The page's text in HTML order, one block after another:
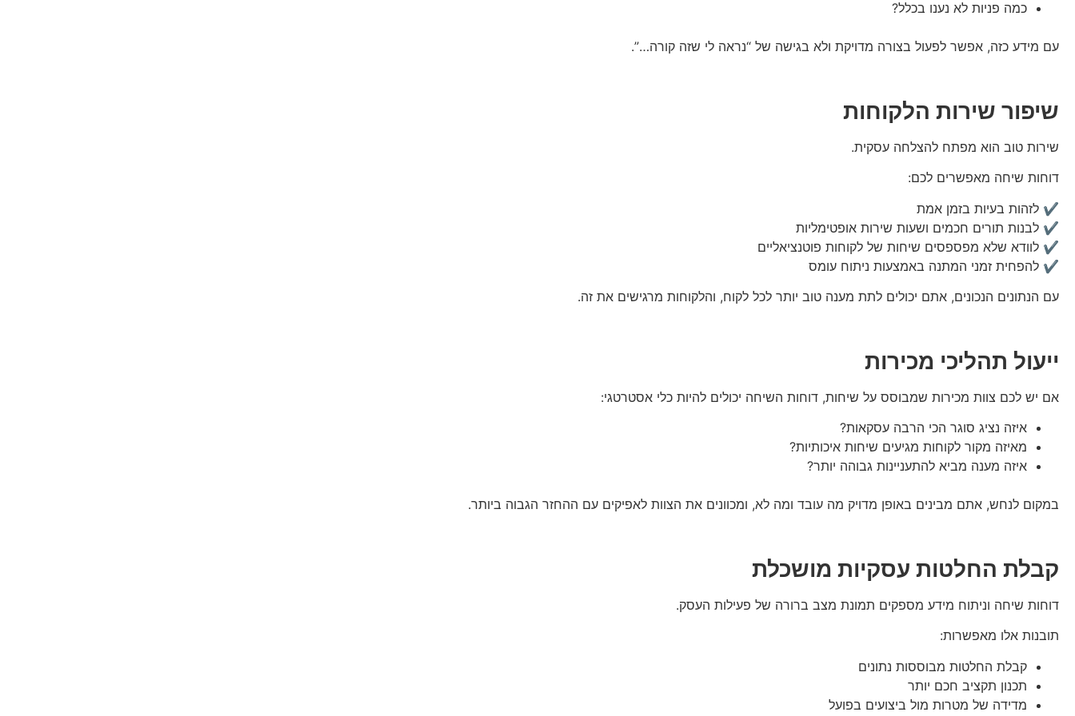
כמה פניות לא נענו בכלל?
עם מידע כזה, אפשר לפעול בצורה מדויקת ולא בגישה של “נראה לי שזה קורה…”.
שיפור שירות הלקוחות
שירות טוב הוא מפתח להצלחה עסקית.
דוחות שיחה מאפשרים לכם:
✔️ לזהות בעיות בזמן אמת
✔️ לבנות תורים חכמים ושעות שירות אופטימליות
✔️ לוודא שלא מפספסים שיחות של לקוחות פוטנציאליים
✔️ להפחית זמני המתנה באמצעות ניתוח עומס
עם הנתונים הנכונים, אתם יכולים לתת מענה טוב יותר לכל לקוח, והלקוחות מרגישים את זה.
ייעול תהליכי מכירות
אם יש לכם צוות מכירות שמבוסס על שיחות, דוחות השיחה יכולים להיות כלי אסטרטגי:
איזה נציג סוגר הכי הרבה עסקאות?
מאיזה מקור לקוחות מגיעים שיחות איכותיות?
איזה מענה מביא להתעניינות גבוהה יותר?
במקום לנחש, אתם מבינים באופן מדויק מה עובד ומה לא, ומכוונים את הצוות לאפיקים עם ההחזר הגבוה ביותר.
קבלת החלטות עסקיות מושכלת
דוחות שיחה וניתוח מידע מספקים תמונת מצב ברורה של פעילות העסק.
תובנות אלו מאפשרות:
קבלת החלטות מבוססות נתונים
תכנון תקציב חכם יותר
מדידה של מטרות מול ביצועים בפועל